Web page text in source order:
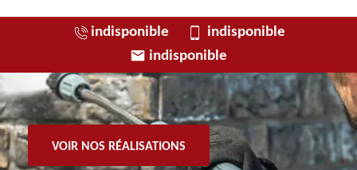
indisponible
indisponible
indisponible
VOIR NOS RÉALISATIONS